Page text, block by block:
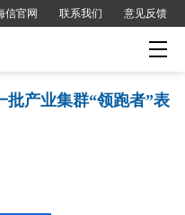
信官网 联系我们 意见反馈
批产业集群“领跑者”表